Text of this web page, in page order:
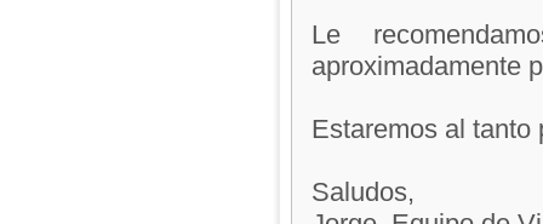
Le
aproximadamente
Estaremos al tanto
Saludos,